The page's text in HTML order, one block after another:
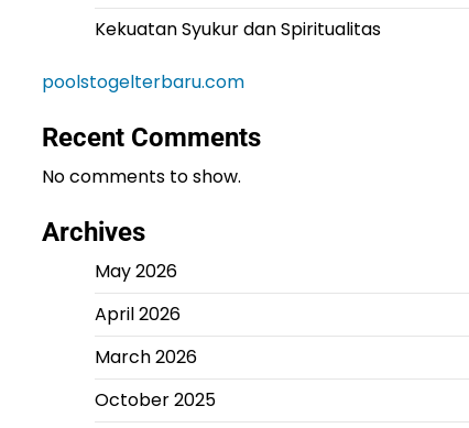
Kekuatan Syukur dan Spiritualitas
poolstogelterbaru.com
Recent Comments
No comments to show.
Archives
May 2026
April 2026
March 2026
October 2025